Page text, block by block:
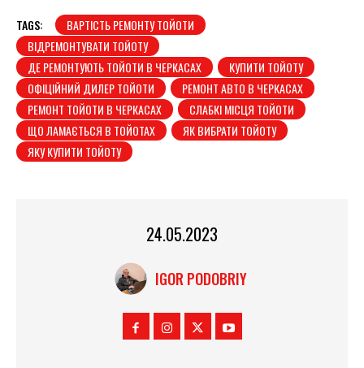
TAGS:
ВАРТІСТЬ РЕМОНТУ ТОЙОТИ
ВІДРЕМОНТУВАТИ ТОЙОТУ
ДЕ РЕМОНТУЮТЬ ТОЙОТИ В ЧЕРКАСАХ
КУПИТИ ТОЙОТУ
ОФІЦІЙНИЙ ДИЛЕР ТОЙОТИ
РЕМОНТ АВТО В ЧЕРКАСАХ
РЕМОНТ ТОЙОТИ В ЧЕРКАСАХ
СЛАБКІ МІСЦЯ ТОЙОТИ
ЩО ЛАМАЄТЬСЯ В ТОЙОТАХ
ЯК ВИБРАТИ ТОЙОТУ
ЯКУ КУПИТИ ТОЙОТУ
24.05.2023
IGOR PODOBRIY